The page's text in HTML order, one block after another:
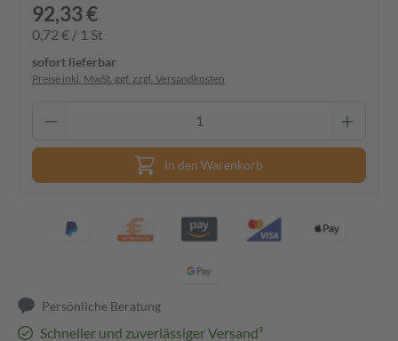
92,33 €
0,72 € / 1 St
sofort lieferbar
Preise inkl. MwSt. ggf. zzgl. Versandkosten
In den Warenkorb
Persönliche Beratung
Schneller und zuverlässiger Versand³